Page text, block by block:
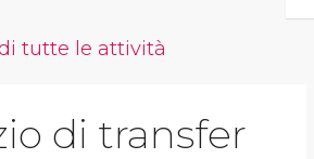
tutte le attività
di transfer